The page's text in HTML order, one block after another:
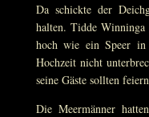
Da schickte der
halten. Tidde Winninga
hoch wie ein Speer in
Hochzeit nicht
seine Gäste sollten
Die Meermänner